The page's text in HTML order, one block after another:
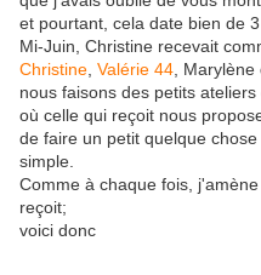
et pourtant, cela date bien de
Mi-Juin, Christine recevait
Christine Valérie 44 ,
nous faisons des petits
où celle qui reçoit nous
de faire un petit quelque
simple.
Comme à chaque fois,
reçoit;
voici donc